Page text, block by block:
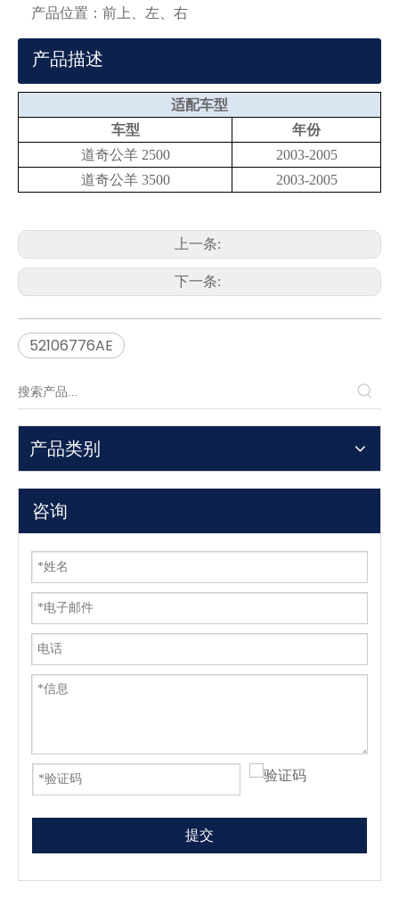
产品位置： 前上、左、右
产品描述
适配车型
车型
年份
道奇公羊 2500
2003-2005
道奇公羊 3500
2003-2005
上一条:
下一条:
52106776AE
产品类别
咨询
提交